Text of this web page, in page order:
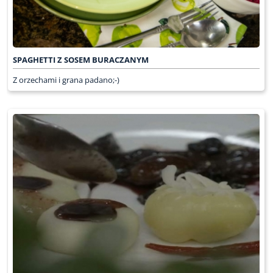
SPAGHETTI Z SOSEM BURACZANYM
Z orzechami i grana padano;-)